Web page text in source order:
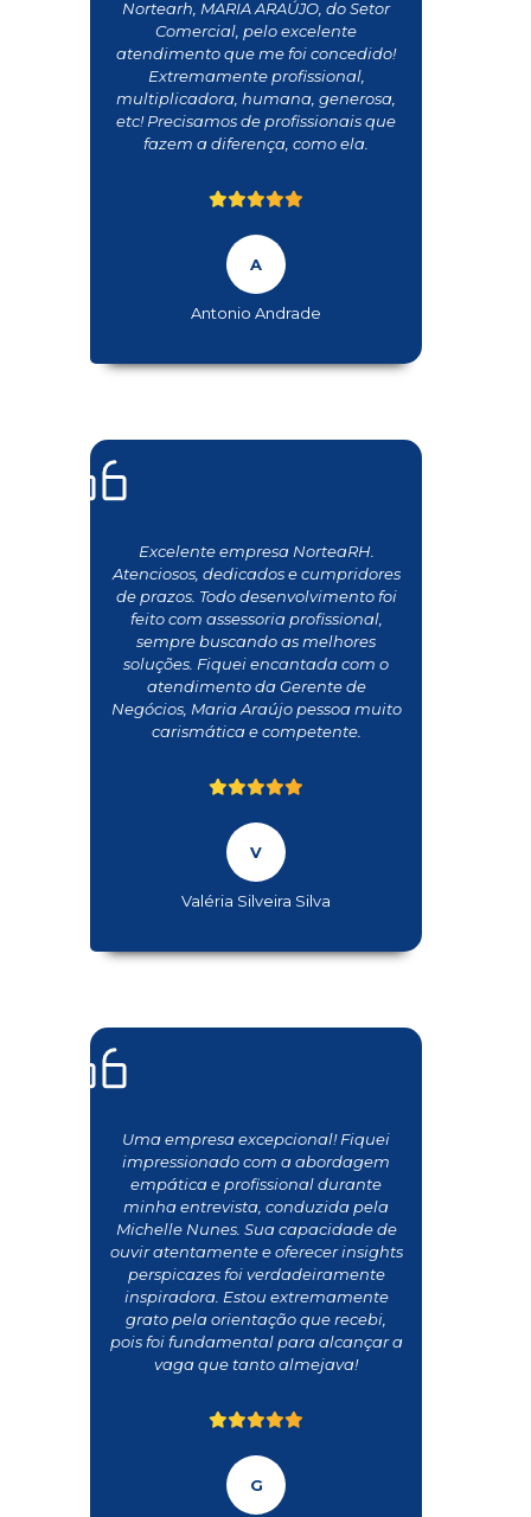
Nortearh, MARIA ARAÚJO, do Setor
Comercial, pelo excelente
atendimento que me foi concedido!
Extremamente profissional,
multiplicadora, humana, generosa,
etc! Precisamos de profissionais que
fazem a diferença, como ela.
Antonio Andrade
Excelente empresa NorteaRH.
Atenciosos, dedicados e cumpridores
de prazos. Todo desenvolvimento foi
feito com assessoria profissional,
sempre buscando as melhores
soluções. Fiquei encantada com o
atendimento da Gerente de
Negócios, Maria Araújo pessoa muito
carismática e competente.
Valéria Silveira Silva
Uma empresa excepcional! Fiquei
impressionado com a abordagem
empática e profissional durante
minha entrevista, conduzida pela
Michelle Nunes. Sua capacidade de
ouvir atentamente e oferecer insights
perspicazes foi verdadeiramente
inspiradora. Estou extremamente
grato pela orientação que recebi,
pois foi fundamental para alcançar a
vaga que tanto almejava!